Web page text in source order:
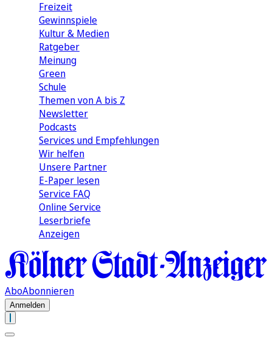
Freizeit
Gewinnspiele
Kultur & Medien
Ratgeber
Meinung
Green
Schule
Themen von A bis Z
Newsletter
Podcasts
Services und Empfehlungen
Wir helfen
Unsere Partner
E-Paper lesen
Service FAQ
Online Service
Leserbriefe
Anzeigen
AboAbonnieren
Anmelden